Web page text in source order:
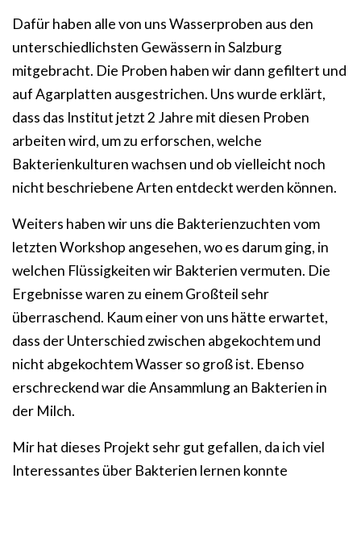
Dafür haben alle von uns Wasserproben aus den
unterschiedlichsten Gewässern in Salzburg
mitgebracht. Die Proben haben wir dann gefiltert und
auf Agarplatten ausgestrichen. Uns wurde erklärt,
dass das Institut jetzt 2 Jahre mit diesen Proben
arbeiten wird, um zu erforschen, welche
Bakterienkulturen wachsen und ob vielleicht noch
nicht beschriebene Arten entdeckt werden können.
Weiters haben wir uns die Bakterienzuchten vom
letzten Workshop angesehen, wo es darum ging, in
welchen Flüssigkeiten wir Bakterien vermuten. Die
Ergebnisse waren zu einem Großteil sehr
überraschend. Kaum einer von uns hätte erwartet,
dass der Unterschied zwischen abgekochtem und
nicht abgekochtem Wasser so groß ist. Ebenso
erschreckend war die Ansammlung an Bakterien in
der Milch.
Mir hat dieses Projekt sehr gut gefallen, da ich viel
Interessantes über Bakterien lernen konnte